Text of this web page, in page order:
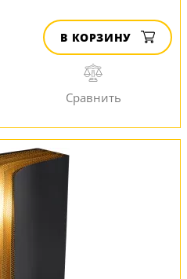
В КОРЗИНУ